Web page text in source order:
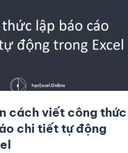
cách viết công thức
chi tiết tự động